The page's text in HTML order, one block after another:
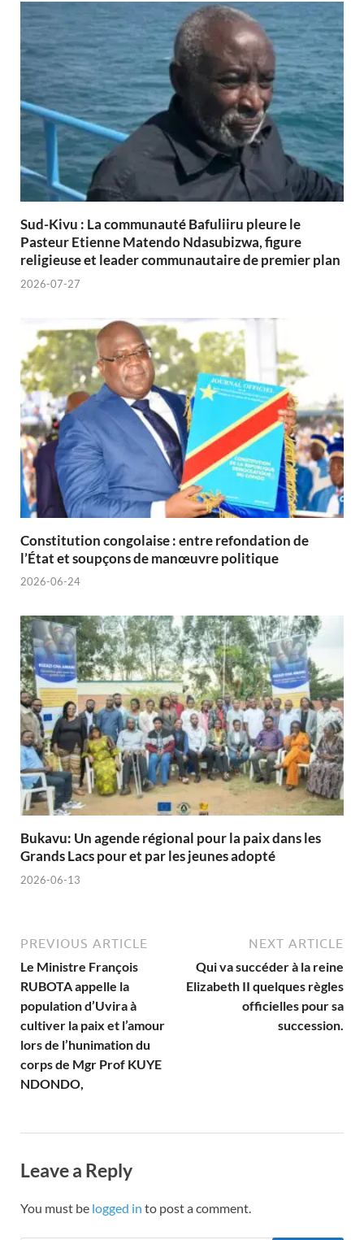
Sud-Kivu : La communauté Bafuliiru pleure le
Pasteur Etienne Matendo Ndasubizwa, figure
religieuse et leader communautaire de premier plan
2026-07-27
Constitution congolaise : entre refondation de
l’État et soupçons de manœuvre politique
2026-06-24
Bukavu: Un agende régional pour la paix dans les
Grands Lacs pour et par les jeunes adopté
2026-06-13
PREVIOUS ARTICLE
Le Ministre François
RUBOTA appelle la
population d’Uvira à
cultiver la paix et l’amour
lors de l’hunimation du
corps de Mgr Prof KUYE
NDONDO,
NEXT ARTICLE
Qui va succéder à la reine
Elizabeth II quelques règles
officielles pour sa
succession.
Leave a Reply
You must be logged in to post a comment.